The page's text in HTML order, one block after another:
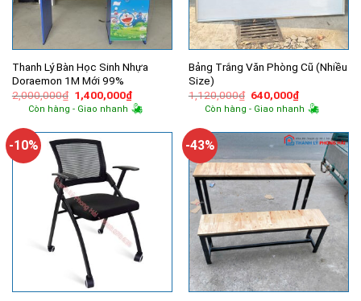
Thanh Lý Bàn Học Sinh Nhựa
Doraemon 1M Mới 99%
2,000,000₫ Giá
gốc
là:
1,400,000₫Giá
hiện
tại
1,400,000₫.
Còn hàng - Giao nhanh
Bảng Trắng Văn Phòng Cũ (Nhiều
Size)
1,120,000₫ Giá
gốc
là:
640,000₫Giá
hiện
tại
640,000₫.
Còn hàng - Giao nhanh
-10% -43%